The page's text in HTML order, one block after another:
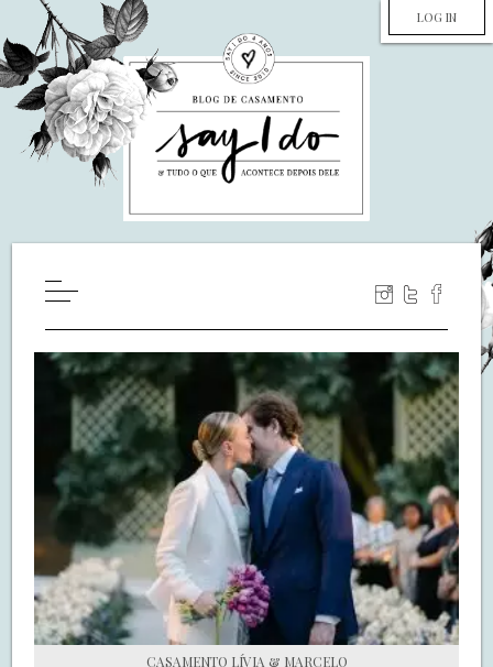
LOG IN
WILL YOU MARRY ME?
LUA DE MEL
COZINHA
DECORAÇÃO
DE NOIVA PRA NOIVA
S.O.S CASADAS
FALE COM O SAY I DO
CASAMENTO LÍVIA & MARCELO